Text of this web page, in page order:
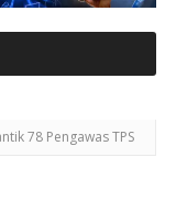
78 Pengawas TPS